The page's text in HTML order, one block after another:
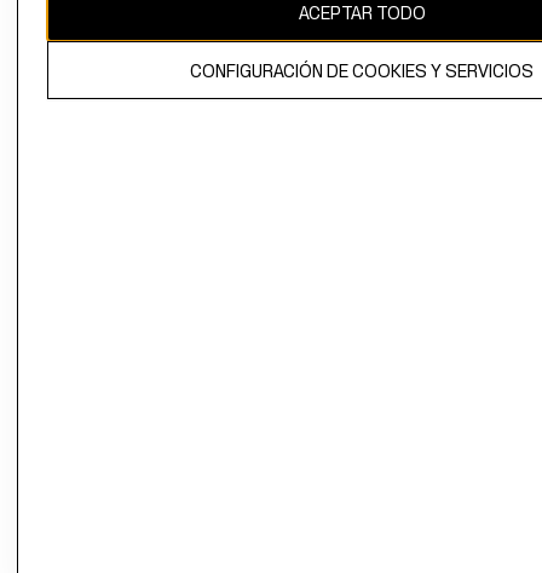
El contenido de esta página web está protegido por copyright y es
propiedad de H&M Hennes & Mauritz AB.
ACEPTAR TODO
CONFIGURACIÓN DE COOKIES Y SERVICIOS